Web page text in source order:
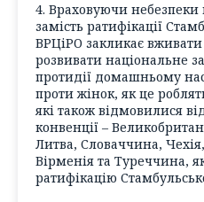
4. Враховуючи небезпеки
замість ратифікації
ВРЦіРО закликає
розвивати національне
протидії домашньому
проти жінок, як це
які також відмовилися
конвенції –
Литва, Словаччина,
Вірменія та Туреччина,
ратифікацію